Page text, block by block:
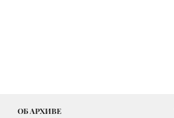
ОБ АРХИВЕ